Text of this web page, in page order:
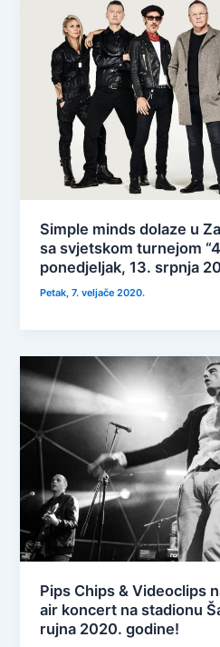
Simple minds dolaze u
sa svjetskom turnejom
ponedjeljak, 13. srpnja
Petak, 7. veljače 2020.
Pips Chips & Videoclips
air koncert na stadionu
rujna 2020. godine!